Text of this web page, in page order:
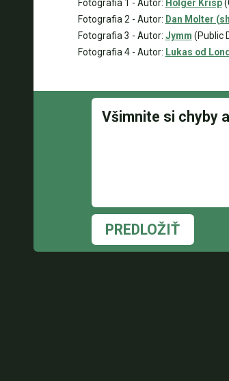
Fotografia 1 - Autor: Holger Krisp
Fotografia 2 - Autor: Dan Molter
Fotografia 3 - Autor: Jymm (Public
Fotografia 4 - Autor: Lukas od
PREDLOŽIŤ